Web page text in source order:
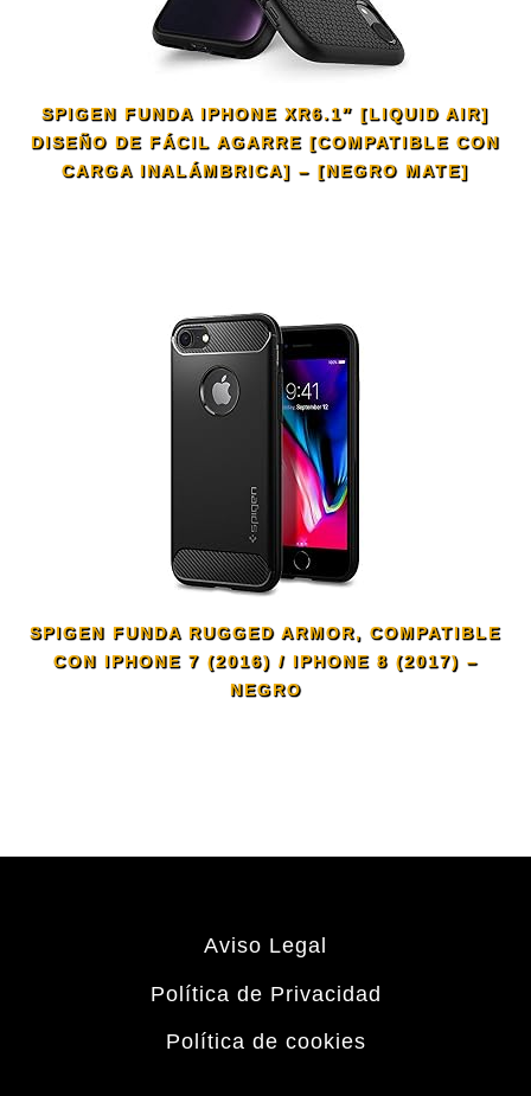
SPIGEN FUNDA IPHONE XR6.1″ [LIQUID AIR]
DISEÑO DE FÁCIL AGARRE [COMPATIBLE CON
CARGA INALÁMBRICA] – [NEGRO MATE]
SPIGEN FUNDA RUGGED ARMOR, COMPATIBLE
CON IPHONE 7 (2016) / IPHONE 8 (2017) –
NEGRO
Aviso Legal
Política de Privacidad
Política de cookies